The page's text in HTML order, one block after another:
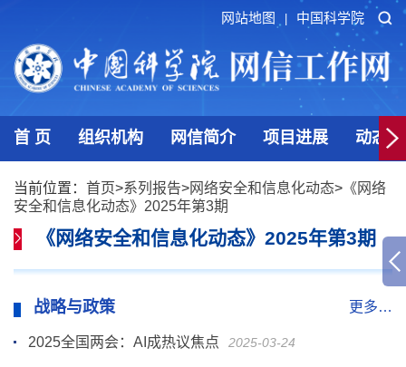
网站地图 中国科学院
首 页 组织机构 网信简介 项目进展 动态
当前位置： 首页>系列报告>网络安全和信息化动态> 《网络
安全和信息化动态》2025年第3期
《网络安全和信息化动态》2025年第3期
战略与政策 更多…
2025全国两会：AI成热议焦点 2025-03-24